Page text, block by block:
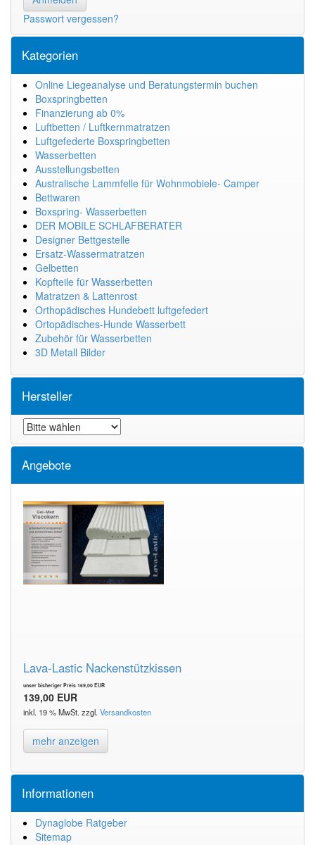
Passwort vergessen?
Kategorien
Online Liegeanalyse und Beratungstermin buchen
Boxspringbetten
Finanzierung ab 0%
Luftbetten / Luftkernmatratzen
Luftgefederte Boxspringbetten
Wasserbetten
Ausstellungsbetten
Australische Lammfelle für Wohnmobiele- Camper
Bettwaren
Boxspring- Wasserbetten
DER MOBILE SCHLAFBERATER
Designer Bettgestelle
Ersatz-Wassermatratzen
Gelbetten
Kopfteile für Wasserbetten
Matratzen & Lattenrost
Orthopädisches Hundebett luftgefedert
Ortopädisches-Hunde Wasserbett
Zubehör für Wasserbetten
3D Metall Bilder
Hersteller
Angebote
Lava-Lastic Nackenstützkissen
unser bisheriger Preis 169,00 EUR
139,00 EUR
inkl. 19 % MwSt. zzgl. Versandkosten
mehr anzeigen
Informationen
Dynaglobe Ratgeber
Sitemap